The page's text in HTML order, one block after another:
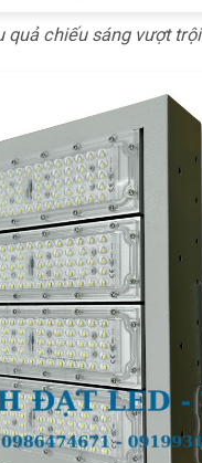
quả chiếu sáng vượt trội